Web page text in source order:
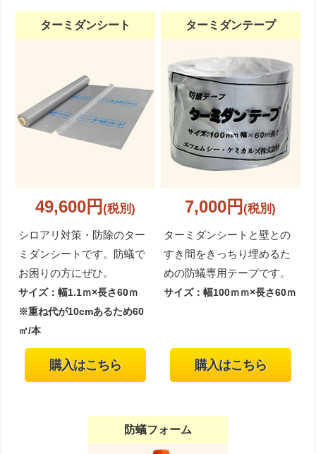
ターミダンシート
49,600円(税別)
シロアリ対策・防除のター
ミダンシートです。防蟻で
お困りの方にぜひ。
サイズ：幅1.1ｍ×長さ60ｍ
※重ね代が10cmあるため60
㎡/本
購入はこちら
ターミダンテープ
7,000円(税別)
ターミダンシートと壁との
すき間をきっちり埋めるた
めの防蟻専用テープです。
サイズ：幅100ｍｍ×長さ60ｍ
購入はこちら
防蟻フォーム